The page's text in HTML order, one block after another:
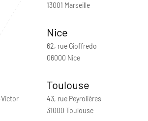
13001 Marseille
Nice
62, rue Gioffredo
06000 Nice
Victor
Toulouse
43, rue Peyrolières
31000 Toulouse